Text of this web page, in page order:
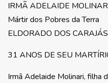
IRMÃ ADELAIDE
Mártir dos Pobres da Terra
ELDORADO DOS
31 ANOS DE SEU
Irmã Adelaide Molinari, filha